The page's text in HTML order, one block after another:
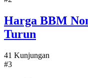
Harga BBM
Turun
41 Kunjungan
#3